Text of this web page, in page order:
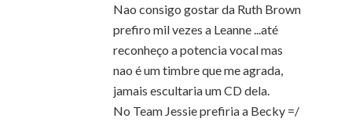
Nao consigo gostar da Ruth Brown
prefiro mil vezes a Leanne ...até
reconheço a potencia vocal mas
nao é um timbre que me agrada,
jamais escultaria um CD dela.
No Team Jessie prefiria a Becky =/